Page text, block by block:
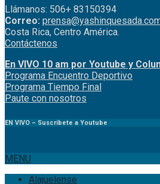
Llámanos: 506+ 83150394
Correo:
Costa Rica, Centro América.
Contáctenos
En VIVO 10 am por Youtube y
Programa Encuentro Deportivo
Programa Tiempo Final
Paute con nosotros
EN VIVO – Suscríbete a Youtube
MENU
Alajuelense